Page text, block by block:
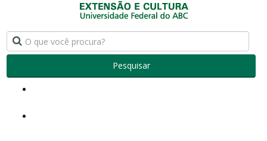
Pesquisar